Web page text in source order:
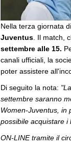
Nella terza giornata
Juventus . Il match,
settembre alle 15.
canali ufficiali, la
poter assistere
Di seguito la nota:
settembre saranno
Women-Juventus, in
possibile acquistare i
ON-LINE tramite il